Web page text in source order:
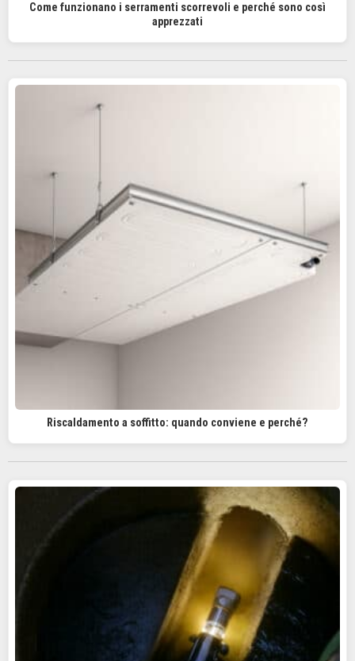
Come funzionano i serramenti scorrevoli e perché sono così
apprezzati
Riscaldamento a soffitto: quando conviene e perché?